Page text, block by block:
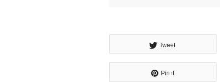
Tweet
Pin it